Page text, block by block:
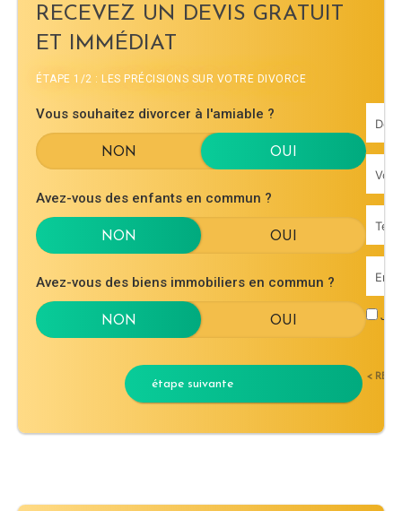
RECEVEZ UN DEVIS GRATUIT
ET IMMÉDIAT
ÉTAPE 1/2 : LES PRÉCISIONS SUR VOTRE DIVORCE
Vous souhaitez divorcer à l'amiable ?
Avez-vous des enfants en commun ?
Avez-vous des biens immobiliers en commun ?
étape suivante <